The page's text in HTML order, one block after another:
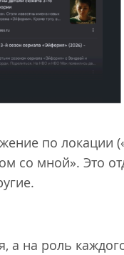
по локации
со мной». Это
а на роль